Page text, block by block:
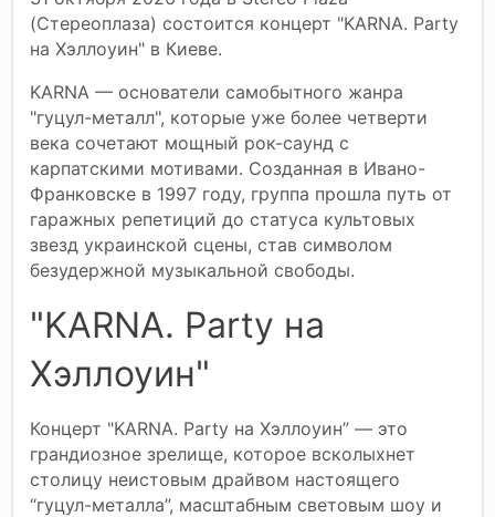
(Стереоплаза) состоится концерт "KARNA. Party
на Хэллоуин" в Киеве.
KARNA — основатели самобытного жанра
"гуцул-металл", которые уже более четверти
века сочетают мощный рок-саунд с
карпатскими мотивами. Созданная в Ивано-
Франковске в 1997 году, группа прошла путь от
гаражных репетиций до статуса культовых
звезд украинской сцены, став символом
безудержной музыкальной свободы.
"KARNA. Party на
Хэллоуин"
Концерт "KARNA. Party на Хэллоуин” — это
грандиозное зрелище, которое всколыхнет
столицу неистовым драйвом настоящего
“гуцул-металла”, масштабным световым шоу и